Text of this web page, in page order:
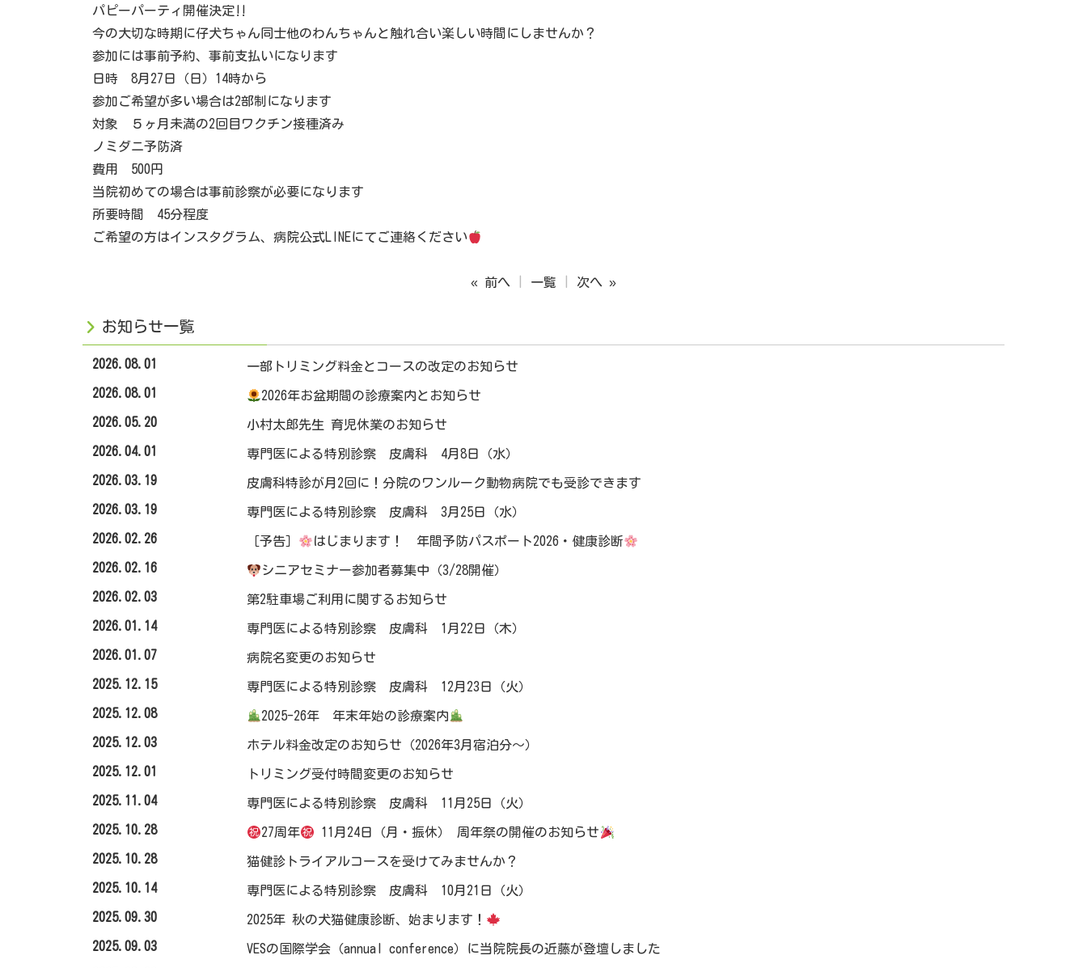
パピーパーティ開催決定‼︎
今の大切な時期に仔犬ちゃん同士他のわんちゃんと触れ合い楽しい時間にしませんか？
参加には事前予約、事前支払いになります
日時 8月27日（日）14時から
参加ご希望が多い場合は2部制になります
対象 ５ヶ月未満の2回目ワクチン接種済み
ノミダニ予防済
費用 500円
当院初めての場合は事前診察が必要になります
所要時間 45分程度
ご希望の方はインスタグラム、病院公式LINEにてご連絡ください
« 前へ 一覧 次へ »
お知らせ一覧
2026.08.01 一部トリミング料金とコースの改定のお知らせ
2026.08.01 2026年お盆期間の診療案内とお知らせ
2026.05.20 小村太郎先生 育児休業のお知らせ
2026.04.01 専門医による特別診察 皮膚科 4月8日（水）
2026.03.19 皮膚科特診が月2回に！分院のワンルーク動物病院でも受診できます
2026.03.19 専門医による特別診察 皮膚科 3月25日（水）
2026.02.26 ［予告］ はじまります！ 年間予防パスポート2026・健康診断
2026.02.16 シニアセミナー参加者募集中（3/28開催）
2026.02.03 第2駐車場ご利用に関するお知らせ
2026.01.14 専門医による特別診察 皮膚科 1月22日（木）
2026.01.07 病院名変更のお知らせ
2025.12.15 専門医による特別診察 皮膚科 12月23日（火）
2025.12.08 2025-26年 年末年始の診療案内
2025.12.03 ホテル料金改定のお知らせ（2026年3月宿泊分～）
2025.12.01 トリミング受付時間変更のお知らせ
2025.11.04 専門医による特別診察 皮膚科 11月25日（火）
2025.10.28 27周年 11月24日（月・振休） 周年祭の開催のお知らせ
2025.10.28 猫健診トライアルコースを受けてみませんか？
2025.10.14 専門医による特別診察 皮膚科 10月21日（火）
2025.09.30 2025年 秋の犬猫健康診断、始まります！
2025.09.03 VESの国際学会（annual conference）に当院院長の近藤が登壇しました